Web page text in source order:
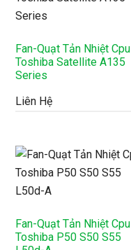
Fan-Quạt Tản Nhiệt Cpu
Toshiba Satellite A135
Series
Liên Hệ
Fan-Quạt Tản Nhiệt Cpu
Toshiba P50 S50 S55